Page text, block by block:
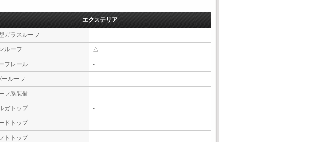
エクステリア
ガラスルーフ -
ルーフ △
フレール -
ールーフ -
フ系装備 -
ガトップ -
ドトップ -
トトップ -